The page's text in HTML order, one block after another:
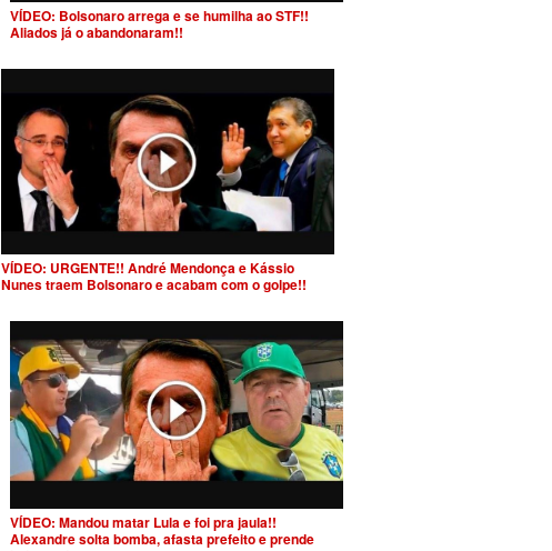
VÍDEO: Bolsonaro arrega e se humilha ao STF!!
Aliados já o abandonaram!!
VÍDEO: URGENTE!! André Mendonça e Kássio
Nunes traem Bolsonaro e acabam com o golpe!!
VÍDEO: Mandou matar Lula e foi pra jaula!!
Alexandre solta bomba, afasta prefeito e prende